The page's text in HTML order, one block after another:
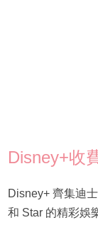
Disney+收
Disney+ 齊集迪
和 Star 的精彩娛